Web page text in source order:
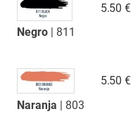
Negro| 811
5.50 €
Naranja | 803
5.50 €